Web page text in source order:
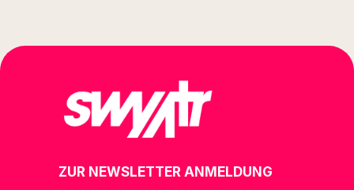
ZUR NEWSLETTER ANMELDUNG